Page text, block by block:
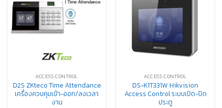
ACCESS CONTROL
D2S ZKteco Time Attendance
เครื่องควบคุมเข้า-ออก/ลงเวลา
งาน
ACCESS CONTROL
DS-K1T331W Hikvision
Access Control ระบบเปิด-ปิด
ประตู